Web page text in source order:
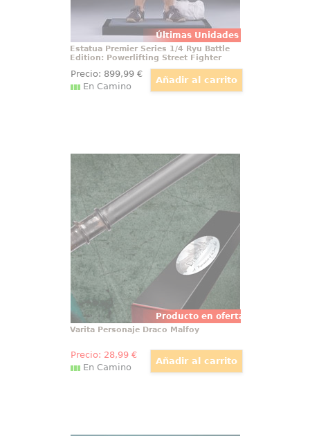
Últimas Unidades
Estatua Premier Series 1/4 Ryu Battle
Edition: Powerlifting Street Fighter
Precio: 899,99€
En Camino
Producto en oferta
Varita Personaje Draco Malfoy
Preciosa y realista réplica oficial
de la varita de Draco Malfoy con
motivo de la película Harry Potter,
Las Reliquias de la Muerte (Harry
Potter and the Deathly Hollow).
Varita Personaje Draco Malfoy
Precio: 28,99€
En Camino